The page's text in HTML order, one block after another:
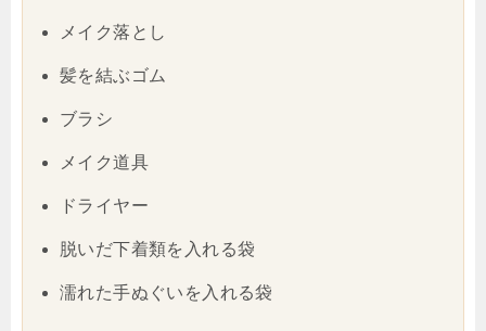
メイク落とし
髪を結ぶゴム
ブラシ
メイク道具
ドライヤー
脱いだ下着類を入れる袋
濡れた手ぬぐいを入れる袋